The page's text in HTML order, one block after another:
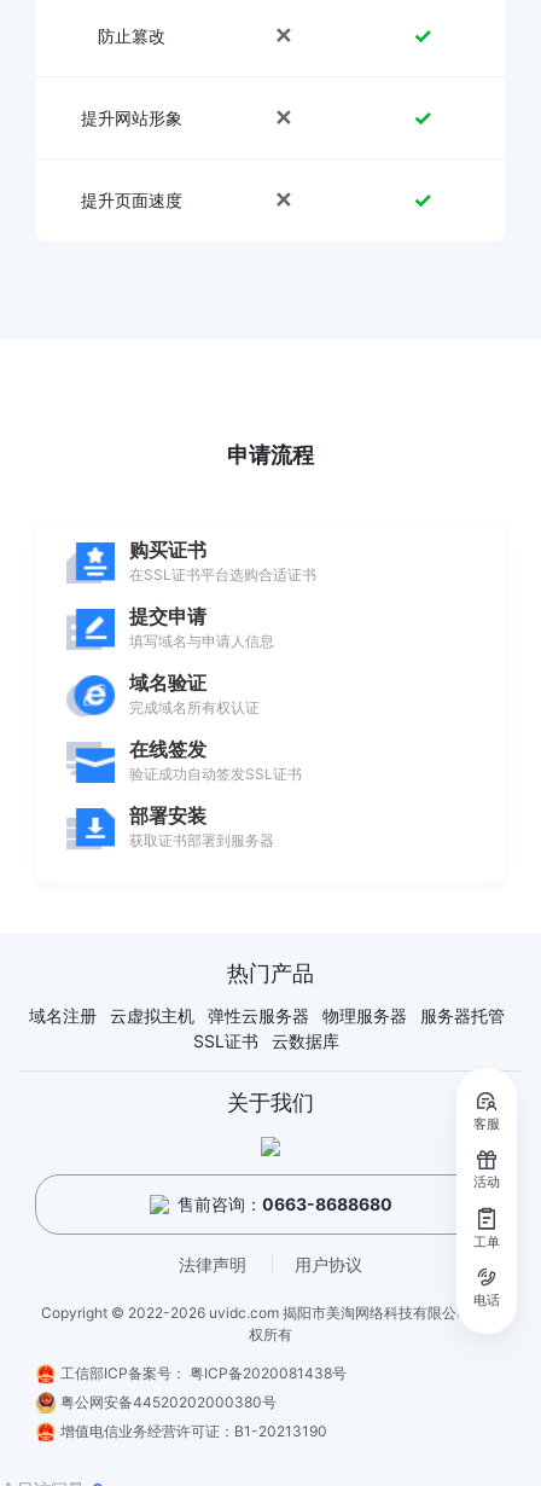
防止篡改 ✕ ✓
提升网站形象 ✕ ✓
提升页面速度 ✕ ✓
申请流程
购买证书
在SSL证书平台选购合适证书
提交申请
填写域名与申请人信息
域名验证
完成域名所有权认证
在线签发
验证成功自动签发SSL证书
部署安装
获取证书部署到服务器
热门产品
域名注册 云虚拟主机 弹性云服务器 物理服务器
服务器托管
SSL证书
云数据库
关于我们
售前咨询： 0663-8688680
法律声明 用户协议
Copyright © 2022-2026 uvidc.com 揭阳市美淘网络科技有限公司 - 版
权所有
工信部ICP备案号： 粤ICP备2020081438号
粤公网安备44520202000380号
增值电信业务经营许可证：B1-20213190
客服
活动
工单
电话